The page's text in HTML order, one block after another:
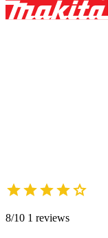
8/10 1 reviews